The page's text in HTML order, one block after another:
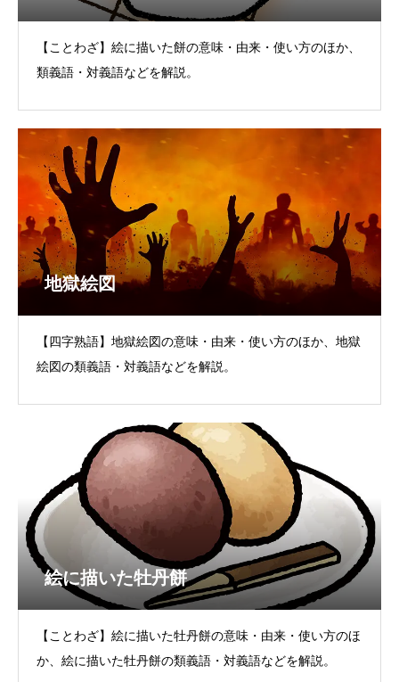
【ことわざ】絵に描いた餅の意味・由来・使い方のほか、
類義語・対義語などを解説。
地獄絵図
【四字熟語】地獄絵図の意味・由来・使い方のほか、地獄
絵図の類義語・対義語などを解説。
絵に描いた牡丹餅
【ことわざ】絵に描いた牡丹餅の意味・由来・使い方のほ
か、絵に描いた牡丹餅の類義語・対義語などを解説。